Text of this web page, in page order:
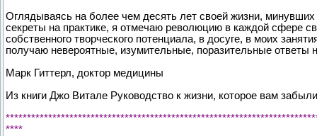
Оглядываясь на более чем десять лет своей жизни,
секреты на практике, я отмечаю революцию в каждой сфере
собственного творческого потенциала, в досуге, в моих
получаю невероятные, изумительные, поразительные ответы
Марк Гиттерл, доктор медицины
Из книги Джо Витале Руководство к жизни, которое вам
****